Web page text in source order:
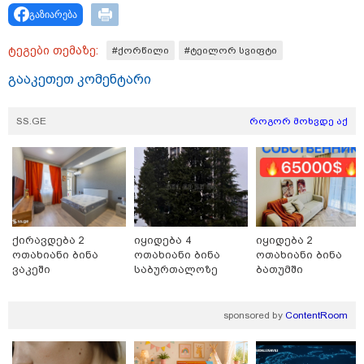
ლარიდან
თბილისი - ჰერაკლიონი 1698.80
თბილისი - ბუდაპეშტი 617.20
ლარიდან
თბილისი - რომი 894.40 ლარიდან
გაზიარება
ტეგები თემაზე: #ქორწილი #ტეილორ სვიფტი
გააკეთეთ კომენტარი
SS.GE როგორ მოხვდე აქ
ქირავდება 2
ოთახიანი ბინა
ვაკეში
იყიდება 4
ოთახიანი ბინა
საბურთალოზე
იყიდება 2
ოთახიანი ბინა
ბათუმში
sponsored by ContentRoom